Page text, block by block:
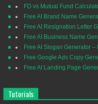
FD vs Mutual Fund
Free AI Brand Name
Free AI Resignation Letter
Free AI Business Name
Free AI Slogan Generator
Free Google Ads Copy
Free AI Landing Page
Tutorials